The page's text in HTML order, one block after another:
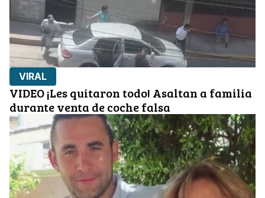
VIRAL
VIDEO ¡Les quitaron todo! Asaltan a familia
durante venta de coche falsa